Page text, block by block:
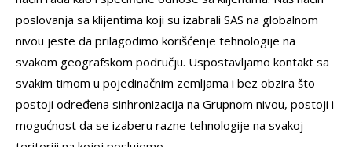
poslovanja sa klijentima koji su izabrali SAS na globalnom
nivou jeste da prilagodimo korišćenje tehnologije na
svakom geografskom području. Uspostavljamo kontakt sa
svakim timom u pojedinačnim zemljama i bez obzira što
postoji određena sinhronizacija na Grupnom nivou, postoji i
mogućnost da se izaberu razne tehnologije na svakoj